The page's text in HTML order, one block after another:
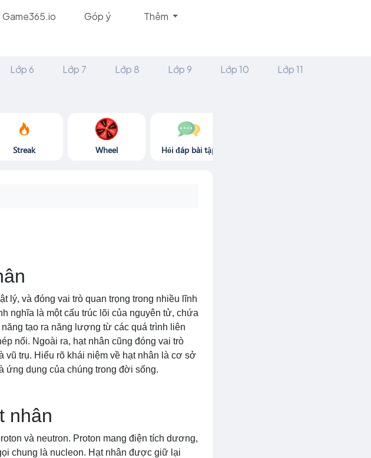
Game365.io Góp ý Thêm
Lớp 6 Lớp 7 Lớp 8 Lớp 9 Lớp 10
Lớp 11
Streak Wheel Hỏi đáp bài tập
lý, và đóng vai trò quan trọng trong nhiều lĩnh
nghĩa là một cấu trúc lõi của nguyên tử, chứa
tạo ra năng lượng từ các quá trình liên
nối. Ngoài ra, hạt nhân cũng đóng vai trò
vũ trụ. Hiểu rõ khái niệm về hạt nhân là cơ sở
ứng dụng của chúng trong đời sống.
nhân
và neutron. Proton mang điện tích dương,
chung là nucleon. Hạt nhân được giữ lại